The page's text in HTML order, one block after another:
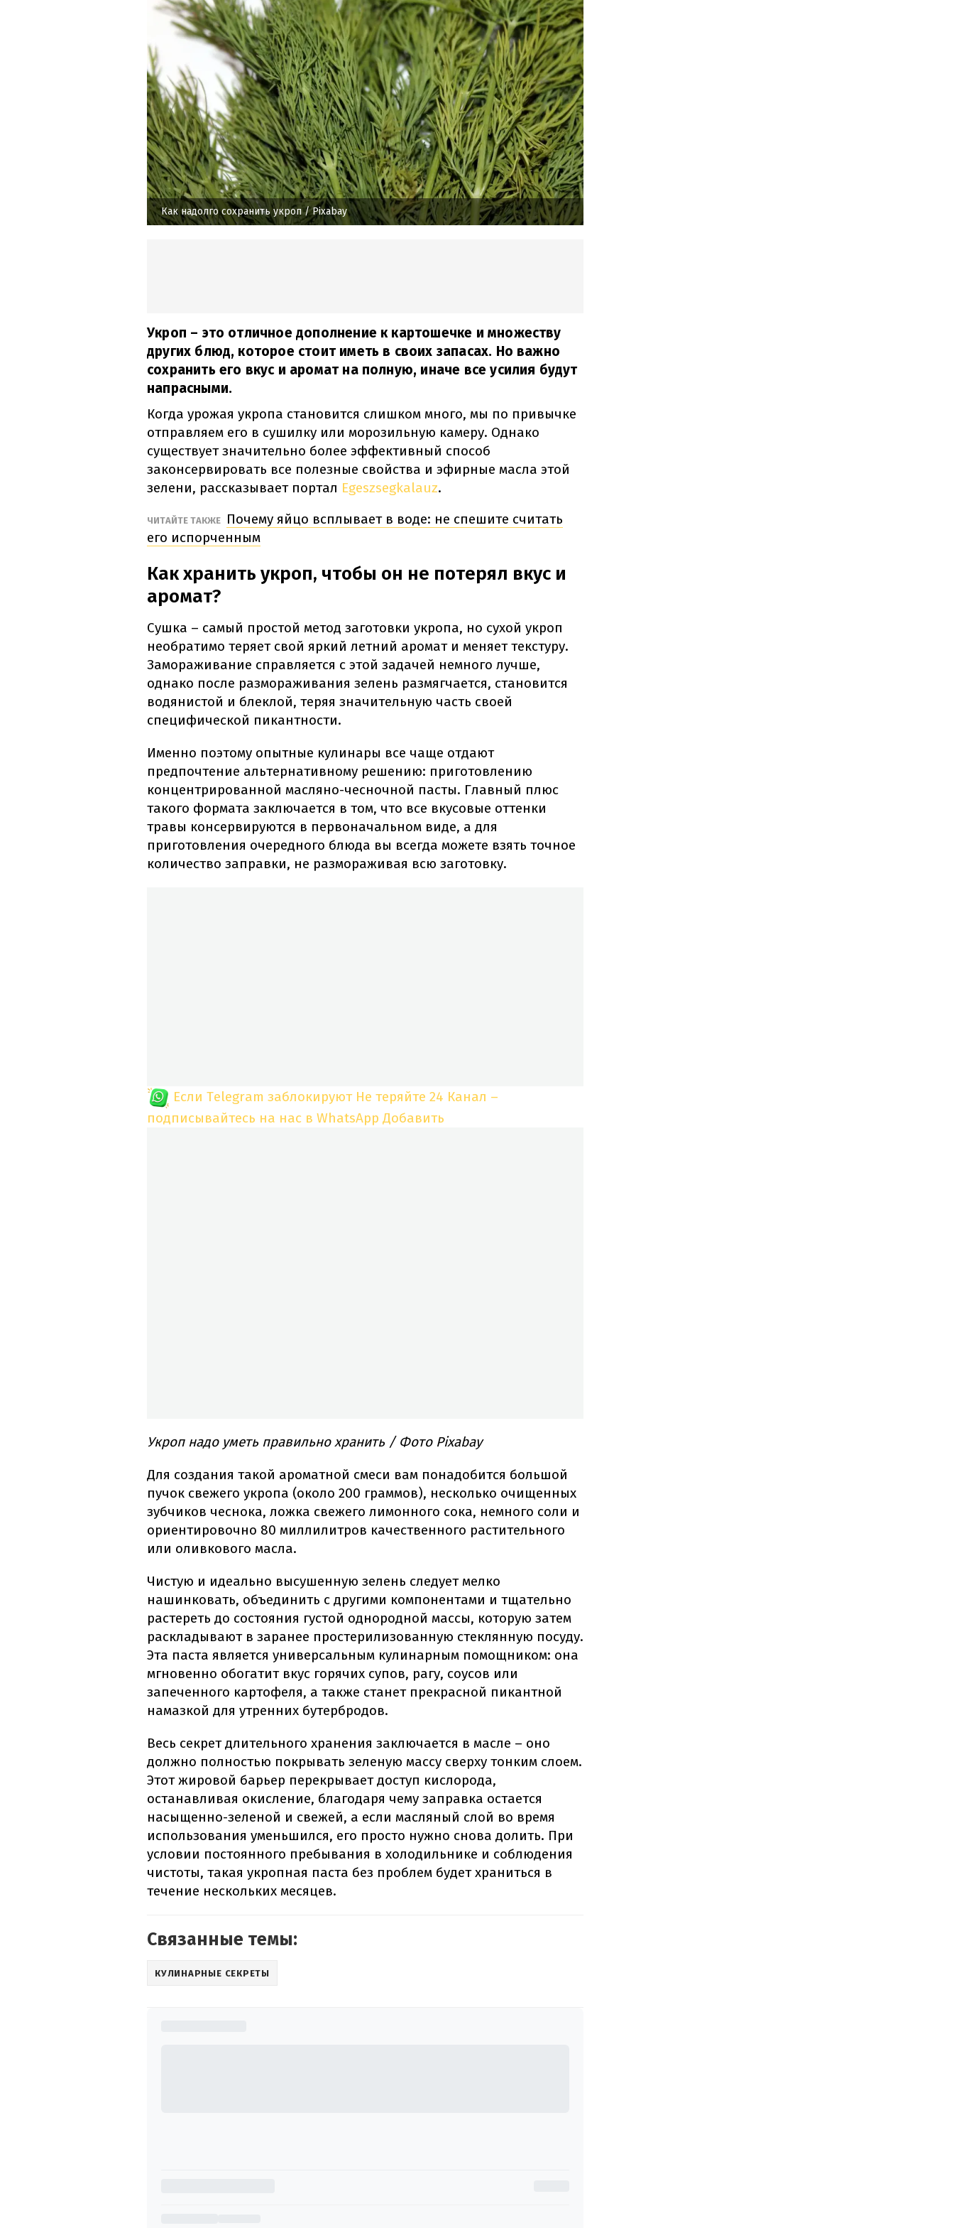
Как надолго сохранить укроп/ Pixabay
Укроп – это отличное дополнение к картошечке и множеству
других блюд, которое стоит иметь в своих запасах. Но важно
сохранить его вкус и аромат на полную, иначе все усилия будут
напрасными.
Когда урожая укропа становится слишком много, мы по привычке
отправляем его в сушилку или морозильную камеру. Однако
существует значительно более эффективный способ
законсервировать все полезные свойства и эфирные масла этой
зелени, рассказывает портал Egeszsegkalauz.
ЧИТАЙТЕ ТАКЖЕ
Почему яйцо всплывает в воде: не спешите считать
его испорченным
Как хранить укроп, чтобы он не потерял вкус и
аромат?
Сушка – самый простой метод заготовки укропа, но сухой укроп
необратимо теряет свой яркий летний аромат и меняет текстуру.
Замораживание справляется с этой задачей немного лучше,
однако после размораживания зелень размягчается, становится
водянистой и блеклой, теряя значительную часть своей
специфической пикантности.
Именно поэтому опытные кулинары все чаще отдают
предпочтение альтернативному решению: приготовлению
концентрированной масляно-чесночной пасты. Главный плюс
такого формата заключается в том, что все вкусовые оттенки
травы консервируются в первоначальном виде, а для
приготовления очередного блюда вы всегда можете взять точное
количество заправки, не размораживая всю заготовку.
Если Telegram заблокируют Не теряйте 24 Канал –
подписывайтесь на нас в WhatsApp Добавить
Укроп надо уметь правильно хранить / Фото Pixabay
Для создания такой ароматной смеси вам понадобится большой
пучок свежего укропа (около 200 граммов), несколько очищенных
зубчиков чеснока, ложка свежего лимонного сока, немного соли и
ориентировочно 80 миллилитров качественного растительного
или оливкового масла.
Чистую и идеально высушенную зелень следует мелко
нашинковать, объединить с другими компонентами и тщательно
растереть до состояния густой однородной массы, которую затем
раскладывают в заранее простерилизованную стеклянную посуду.
Эта паста является универсальным кулинарным помощником: она
мгновенно обогатит вкус горячих супов, рагу, соусов или
запеченного картофеля, а также станет прекрасной пикантной
намазкой для утренних бутербродов.
Весь секрет длительного хранения заключается в масле – оно
должно полностью покрывать зеленую массу сверху тонким слоем.
Этот жировой барьер перекрывает доступ кислорода,
останавливая окисление, благодаря чему заправка остается
насыщенно-зеленой и свежей, а если масляный слой во время
использования уменьшился, его просто нужно снова долить. При
условии постоянного пребывания в холодильнике и соблюдения
чистоты, такая укропная паста без проблем будет храниться в
течение нескольких месяцев.
Связанные темы:
КУЛИНАРНЫЕ СЕКРЕТЫ